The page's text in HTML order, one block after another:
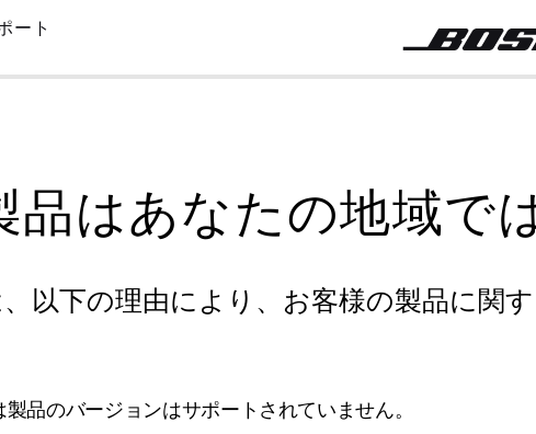
ート
品はあなたの地域で
以下の理由により、お客様の製品に関
製品のバージョンはサポートされていません。